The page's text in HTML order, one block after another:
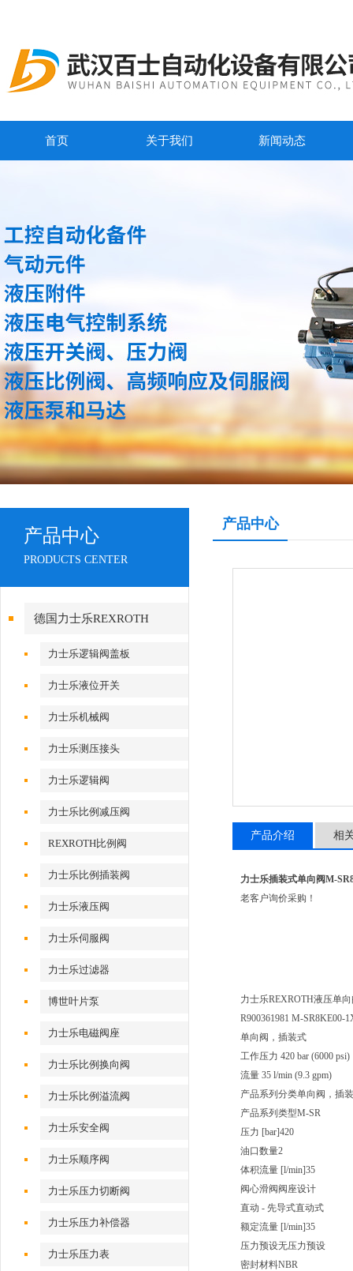
首页 关于我们 新闻动态
产品中心
PRODUCTS CENTER
德国力士乐REXROTH
力士乐逻辑阀盖板
力士乐液位开关
力士乐机械阀
力士乐测压接头
力士乐逻辑阀
力士乐比例减压阀
REXROTH比例阀
力士乐比例插装阀
力士乐液压阀
力士乐伺服阀
力士乐过滤器
博世叶片泵
力士乐电磁阀座
力士乐比例换向阀
力士乐比例溢流阀
力士乐安全阀
力士乐顺序阀
力士乐压力切断阀
力士乐压力补偿器
力士乐压力表
产品中心
产品介绍 相
力士乐插装式单向阀M-
老客户询价采购！
力士乐REXROTH液压单
R900361981 M-SR8KE00-
单向阀，插装式
工作压力 420 bar (6000 psi)
流量 35 l/min (9.3 gpm)
产品系列分类单向阀，插
产品系列类型M-SR
压力 [bar]420
油口数量2
体积流量 [l/min]35
阀心滑阀阀座设计
直动 - 先导式直动式
额定流量 [l/min]35
压力预设无压力预设
密封材料NBR